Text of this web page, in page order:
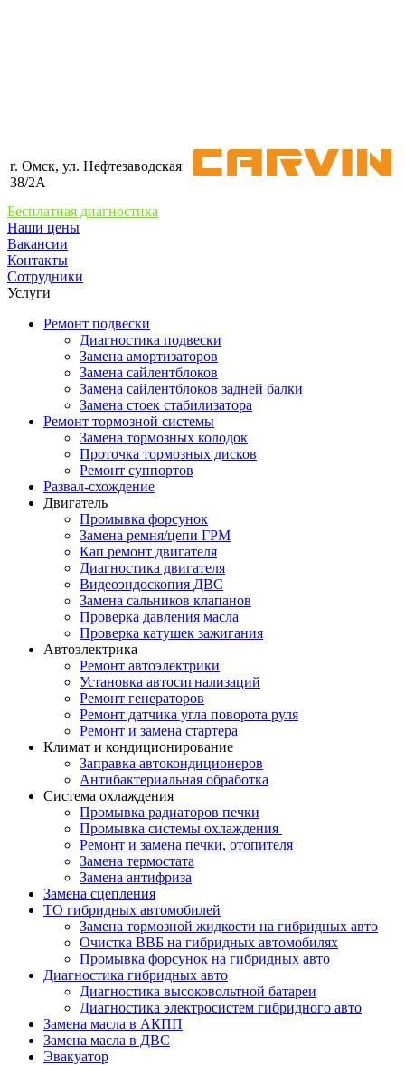
г. Омск, ул. Нефтезаводская
38/2А
Бесплатная диагностика
Наши цены
Вакансии
Контакты
Сотрудники
Услуги
Ремонт подвески
Диагностика подвески
Замена амортизаторов
Замена сайлентблоков
Замена сайлентблоков задней балки
Замена стоек стабилизатора
Ремонт тормозной системы
Замена тормозных колодок
Проточка тормозных дисков
Ремонт суппортов
Развал-схождение
Двигатель
Промывка форсунок
Замена ремня/цепи ГРМ
Кап ремонт двигателя
Диагностика двигателя
Видеоэндоскопия ДВС
Замена сальников клапанов
Проверка давления масла
Проверка катушек зажигания
Автоэлектрика
Ремонт автоэлектрики
Установка автосигнализаций
Ремонт генераторов
Ремонт датчика угла поворота руля
Ремонт и замена стартера
Климат и кондиционирование
Заправка автокондиционеров
Антибактериальная обработка
Система охлаждения
Промывка радиаторов печки
Промывка системы охлаждения
Ремонт и замена печки, отопителя
Замена термостата
Замена антифриза
Замена сцепления
ТО гибридных автомобилей
Замена тормозной жидкости на гибридных авто
Очистка ВВБ на гибридных автомобилях
Промывка форсунок на гибридных авто
Диагностика гибридных авто
Диагностика высоковольтной батареи
Диагностика электросистем гибридного авто
Замена масла в АКПП
Замена масла в ДВС
Эвакуатор